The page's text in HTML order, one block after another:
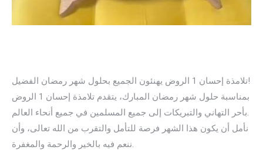
تلامذة إحسان 1 الروض يهنئون الجميع بحلول شهر رمضان الفضيل!
بمناسبة حلول شهر رمضان المبارك، يتقدم تلامذة إحسان 1 الروض
بأحر التهاني والتبريكات إلى جميع المسلمين في جميع أنحاء العالم.
نأمل أن يكون هذا الشهر فرصة للتأمل والتقرب من الله تعالى، وأن
ننعم فيه بالخير والرحمة والمغفرة.